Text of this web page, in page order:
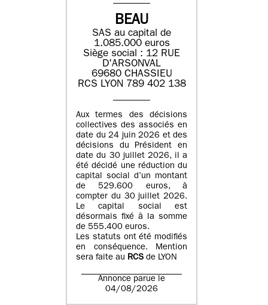
BEAU
SAS au capital de
1.085.000 euros
Siège social : 12 RUE
D'ARSONVAL
69680 CHASSIEU
RCS LYON 789 402 138
Aux termes des décisions
collectives des associés en
date du 24 juin 2026 et des
décisions du Président en
date du 30 juillet 2026, il a
été décidé une réduction du
capital social d’un montant
de 529.600 euros, à
compter du 30 juillet 2026.
Le capital social est
désormais fixé à la somme
de 555.400 euros.
Les statuts ont été modifiés
en conséquence. Mention
sera faite au RCS de LYON
Annonce parue le
04/08/2026